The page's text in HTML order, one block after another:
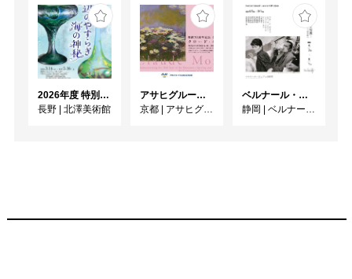
2026年度 特別展「ガレとドーム、アール･ヌーヴォーのガラス 水辺のやすらぎ、海の神秘」
長野
北澤美術館
アサヒグループ大山崎山荘美術館 開館30周年記念展「没後100年 クロード・モネ」
京都
アサヒグループ大山崎山荘美術館
ベルナール・ビュフェと写真 ーカメラがとらえたビュフェとその時代、そして21 世紀へ
静岡
ベルナール・ビュフェ美術館